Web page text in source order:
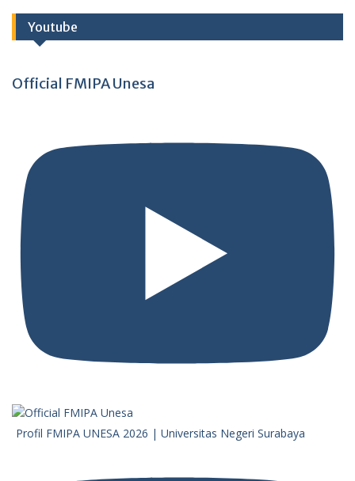
Youtube
Official FMIPA Unesa
Profil FMIPA UNESA 2026 | Universitas Negeri Surabaya